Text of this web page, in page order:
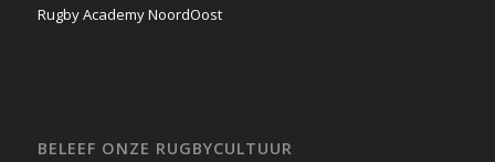
Rugby Academy NoordOost
BELEEF ONZE RUGBYCULTUUR